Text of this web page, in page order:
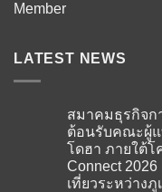
Member
LATEST NEWS
สมาคมธุรกิจก
ต้อนรับคณะผู้
โดฮา ภายใต้โ
Connect
เที่ยวระหว่างภู